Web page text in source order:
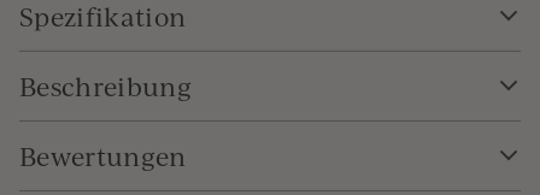
Spezifikation
Beschreibung
Bewertungen